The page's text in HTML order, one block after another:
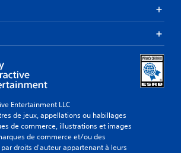
Entertainment LLC
de jeux, appellations ou habillages
de commerce, illustrations et images
de commerce et/ou des
droits d'auteur appartenant à leurs